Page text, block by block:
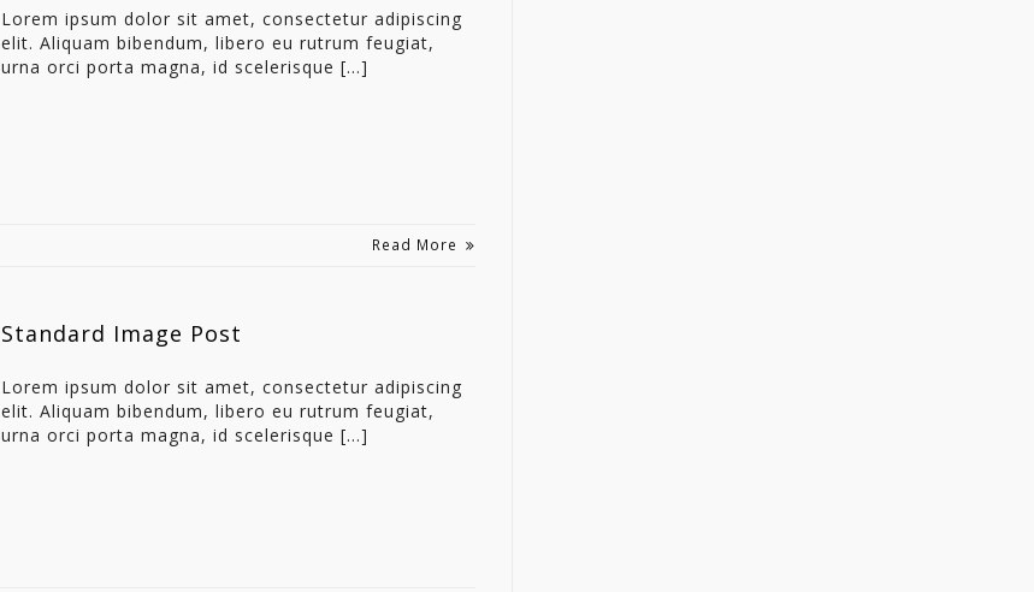
Lorem ipsum dolor sit amet, consectetur adipiscing
elit. Aliquam bibendum, libero eu rutrum feugiat,
urna orci porta magna, id scelerisque […]
Read More
Standard Image Post
Lorem ipsum dolor sit amet, consectetur adipiscing
elit. Aliquam bibendum, libero eu rutrum feugiat,
urna orci porta magna, id scelerisque […]